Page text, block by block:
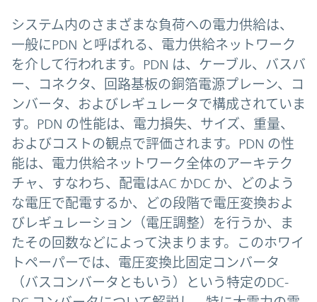
システム内のさまざまな負荷への電力供給は、
一般にPDN と呼ばれる、電力供給ネットワーク
を介して行われます。PDN は、ケーブル、バスバ
ー、コネクタ、回路基板の銅箔電源プレーン、コ
ンバータ、およびレギュレータで構成されていま
す。PDN の性能は、電力損失、サイズ、重量、
およびコストの観点で評価されます。PDN の性
能は、電力供給ネットワーク全体のアーキテク
チャ、すなわち、配電はAC かDC か、どのよう
な電圧で配電するか、どの段階で電圧変換およ
びレギュレーション（電圧調整）を行うか、ま
たその回数などによって決まります。このホワイ
トペーパーでは、電圧変換比固定コンバータ
（バスコンバータともいう）という特定のDC-